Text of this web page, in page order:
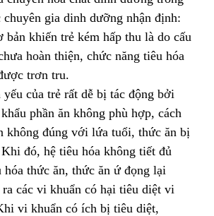
gia dinh dưỡng nhận định:
bản khiến trẻ kém hấp thu là do cấu
hoàn thiện, chức năng tiêu hóa
trơn tru.
của trẻ rất dễ bị tác động bởi
phần ăn không phù hợp, cách
không đúng với lứa tuổi, thức ăn bị
đó, hệ tiêu hóa không tiết đủ
hóa thức ăn, thức ăn ứ đọng lại
các vi khuẩn có hại tiêu diệt vi
vi khuẩn có ích bị tiêu diệt,